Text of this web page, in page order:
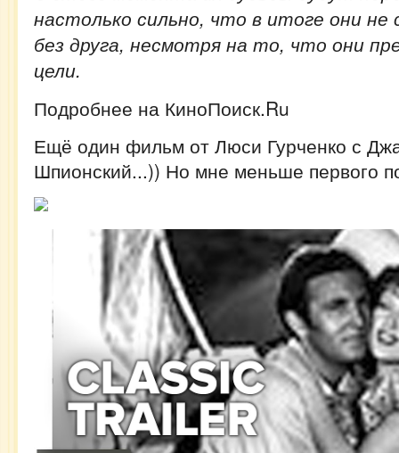
настолько сильно, что в итоге они не
без друга, несмотря на то, что они
цели.
Подробнее на КиноПоиск.Ru
Ещё один фильм от Люси Гурченко с
Шпионский...)) Но мне меньше первого